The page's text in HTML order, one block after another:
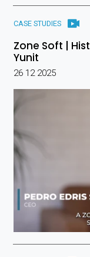
CASE STUDIES
Zone Soft |
Yunit
26 12 2025